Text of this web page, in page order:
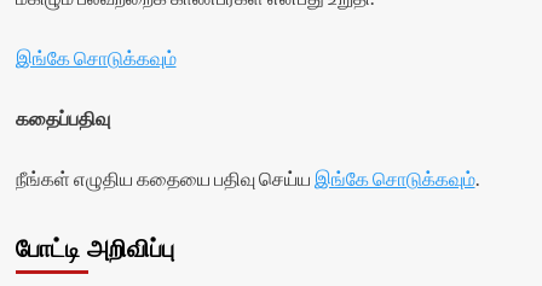
இங்கே சொடுக்கவும்
கதைப்பதிவு
நீங்கள் எழுதிய கதையை பதிவு செய்ய இங்கே சொடுக்கவும்.
போட்டி அறிவிப்பு